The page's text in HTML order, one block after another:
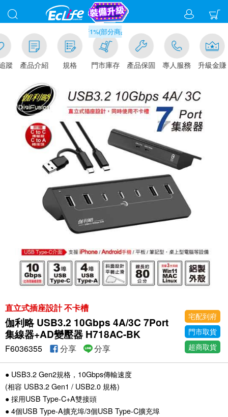
蹤 產品介紹 規格
滿千元門市取貨現折1%(部分商品不適用)-請點我看
門市庫存 產品保固 專人服務 升級金賺
直立式插座設計 不卡槽
伽利略 USB3.2 10Gbps 4A/3C 7Port
集線器+AD變壓器 H718AC-BK
宅配到府
門市取貨
超商取貨
F6036355 分享 分享
● USB3.2 Gen2規格，10Gbps傳輸速度
(相容 USB3.2 Gen1 / USB2.0 規格)
● 採用USB Type-C+A雙接頭
● 4個USB Type-A擴充埠/3個USB Type-C擴充埠